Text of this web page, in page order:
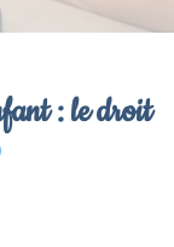
: le droit